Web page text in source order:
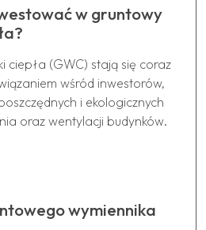
w gruntowy
ciepła (GWC) stają się coraz
wśród inwestorów,
i ekologicznych
oraz wentylacji budynków.
wymiennika